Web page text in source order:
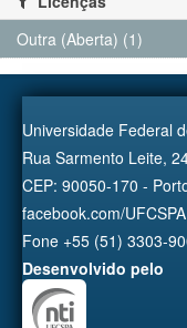
Outra (Aberta) (1)
Universidade Federal
Rua Sarmento Leite,
CEP: 90050-170 -
facebook.com/
Fone +55 (51) 3303-
Desenvolvido pelo